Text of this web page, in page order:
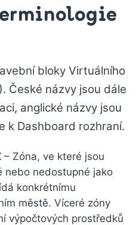
bloky Virtuálního
České názvy jsou dále
anglické názvy jsou
k Dashboard rozhraní.
– Zóna, ve které jsou
nebo nedostupné jako
konkrétnímu
městě. Víceré zóny
výpočtových prostředků